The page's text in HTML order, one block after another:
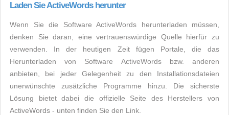
Laden Sie ActiveWords herunter
Wenn Sie die Software ActiveWords herunterladen müssen,
denken Sie daran, eine vertrauenswürdige Quelle hierfür zu
verwenden. In der heutigen Zeit fügen Portale, die das
Herunterladen von Software ActiveWords bzw. anderen
anbieten, bei jeder Gelegenheit zu den Installationsdateien
unerwünschte zusätzliche Programme hinzu. Die sicherste
Lösung bietet dabei die offizielle Seite des Herstellers von
ActiveWords - unten finden Sie den Link.